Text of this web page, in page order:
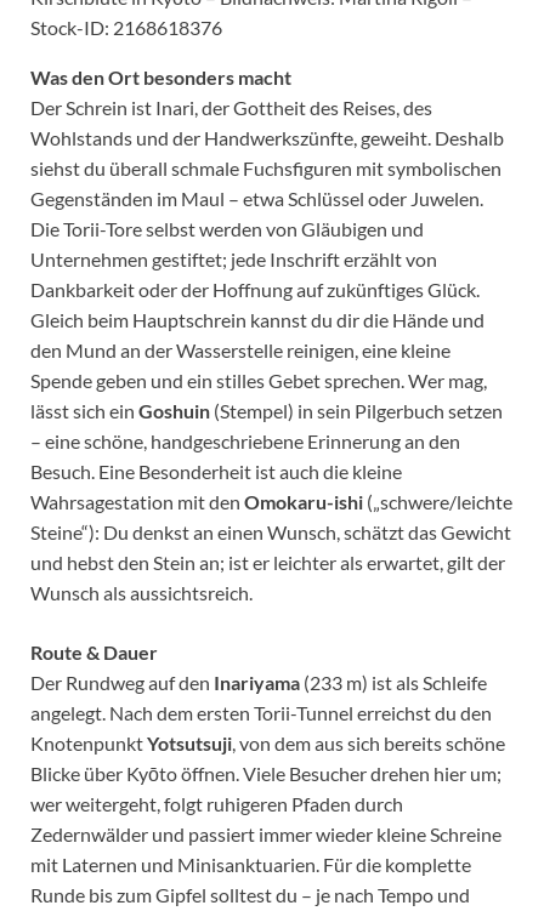
Stock-ID: 2168618376
Was den Ort besonders macht
Der Schrein ist Inari, der Gottheit des Reises, des
Wohlstands und der Handwerkszünfte, geweiht. Deshalb
siehst du überall schmale Fuchsfiguren mit symbolischen
Gegenständen im Maul – etwa Schlüssel oder Juwelen.
Die Torii-Tore selbst werden von Gläubigen und
Unternehmen gestiftet; jede Inschrift erzählt von
Dankbarkeit oder der Hoffnung auf zukünftiges Glück.
Gleich beim Hauptschrein kannst du dir die Hände und
den Mund an der Wasserstelle reinigen, eine kleine
Spende geben und ein stilles Gebet sprechen. Wer mag,
lässt sich ein Goshuin (Stempel) in sein Pilgerbuch setzen
– eine schöne, handgeschriebene Erinnerung an den
Besuch. Eine Besonderheit ist auch die kleine
Wahrsagestation mit den Omokaru-ishi („schwere/leichte
Steine“): Du denkst an einen Wunsch, schätzt das Gewicht
und hebst den Stein an; ist er leichter als erwartet, gilt der
Wunsch als aussichtsreich.
Route & Dauer
Der Rundweg auf den Inariyama (233 m) ist als Schleife
angelegt. Nach dem ersten Torii-Tunnel erreichst du den
KnotenpunktYotsutsuji , von dem aus sich bereits schöne
Blicke über Kyōto öffnen. Viele Besucher drehen hier um;
wer weitergeht, folgt ruhigeren Pfaden durch
Zedernwälder und passiert immer wieder kleine Schreine
mit Laternen und Minisanktuarien. Für die komplette
Runde bis zum Gipfel solltest du – je nach Tempo und